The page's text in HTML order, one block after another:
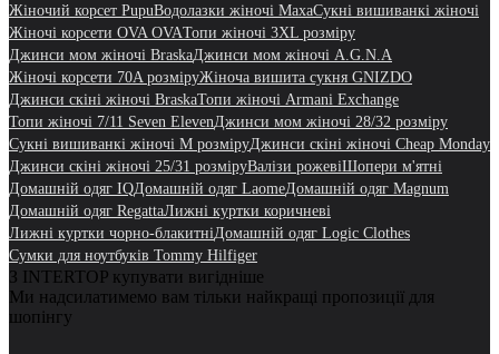
Жіночий корсет PupuВодолазки жіночі MaxaСукні вишиванкі жіночі
Жіночі корсети OVA OVAТопи жіночі 3XL розміру
Джинси мом жіночі BraskaДжинси мом жіночі A.G.N.A
Жіночі корсети 70A розміруЖіноча вишита сукня GNIZDO
Джинси скіні жіночі BraskaТопи жіночі Armani Exchange
Топи жіночі 7/11 Seven ElevenДжинси мом жіночі 28/32 розміру
Сукні вишиванкі жіночі M розміруДжинси скіні жіночі Cheap Monday
Джинси скіні жіночі 25/31 розміруВалізи рожевіШопери м'ятні
Домашній одяг IQДомашній одяг LaomeДомашній одяг Magnum
Домашній одяг RegattaЛижні куртки коричневі
Лижні куртки чорно-блакитніДомашній одяг Logic Clothes
Сумки для ноутбуків Tommy Hilfiger
З INTERTOP купувати вигідніше
Ми надсилатимемо вам тільки найкращі пропозиції для
шопінгу